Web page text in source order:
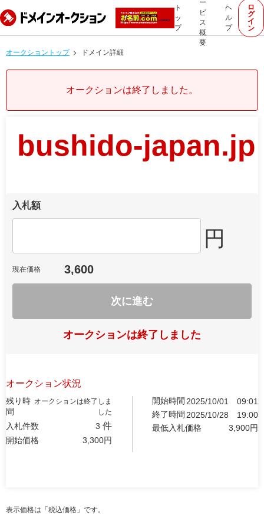
ト
ッ
プ
ー
ビ
ス
概
要
ヘ
ル
プ
ロ
グ
イ
ン
オークショントップ ドメイン詳細
オークションは終了しました。
bushido-japan.jp
入札額
円
現在価格 3,600
次に進む
オークションは終了しました
オークション状況
残り時
間
オークションは終了しま
した
入札件数 3 件
開始価格 3,300円
開始時間 2025/10/01
09:01
終了時間 2025/10/28
19:00
最低入札価格
3,900円
表示価格は「税込価格」です。